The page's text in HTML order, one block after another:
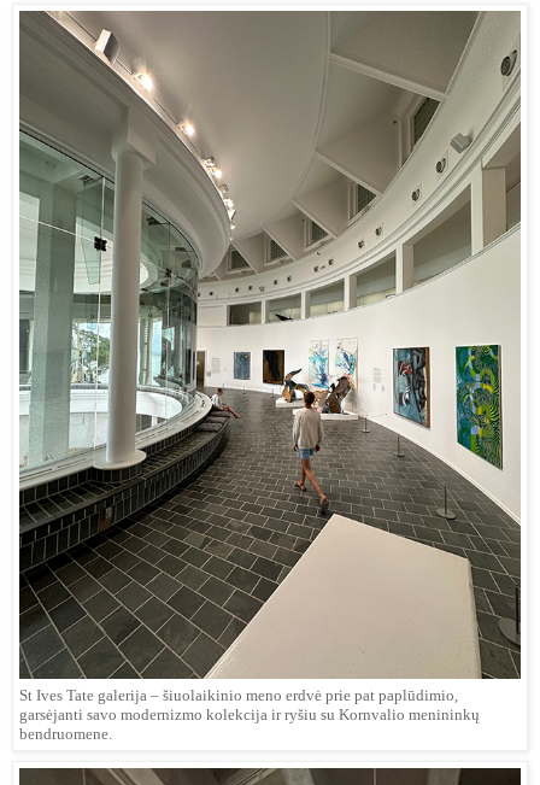
St Ives Tate galerija – šiuolaikinio meno erdvė prie pat paplūdimio,
garsėjanti savo modernizmo kolekcija ir ryšiu su Kornvalio menininkų
bendruomene.